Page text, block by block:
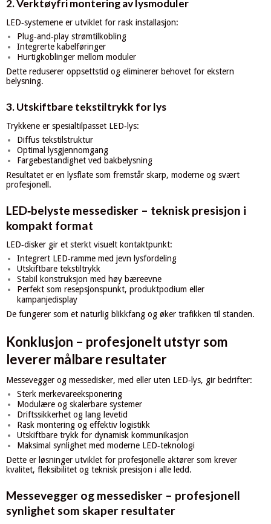
2. Verktøyfri montering av lysmoduler
LED‑systemene er utviklet for rask installasjon:
Plug‑and‑play strømtilkobling
Integrerte kabelføringer
Hurtigkoblinger mellom moduler
Dette reduserer oppsettstid og eliminerer behovet for ekstern
belysning.
3. Utskiftbare tekstiltrykk for lys
Trykkene er spesialtilpasset LED‑lys:
Diffus tekstilstruktur
Optimal lysgjennomgang
Fargebestandighet ved bakbelysning
Resultatet er en lysflate som fremstår skarp, moderne og svært
profesjonell.
LED‑belyste messedisker – teknisk presisjon i
kompakt format
LED‑disker gir et sterkt visuelt kontaktpunkt:
Integrert LED‑ramme med jevn lysfordeling
Utskiftbare tekstiltrykk
Stabil konstruksjon med høy bæreevne
Perfekt som resepsjonspunkt, produktpodium eller
kampanjedisplay
De fungerer som et naturlig blikkfang og øker trafikken til standen.
Konklusjon – profesjonelt utstyr som
leverer målbare resultater
Messevegger og messedisker, med eller uten LED‑lys, gir bedrifter:
Sterk merkevareeksponering
Modulære og skalerbare systemer
Driftssikkerhet og lang levetid
Rask montering og effektiv logistikk
Utskiftbare trykk for dynamisk kommunikasjon
Maksimal synlighet med moderne LED‑teknologi
Dette er løsninger utviklet for profesjonelle aktører som krever
kvalitet, fleksibilitet og teknisk presisjon i alle ledd.
Messevegger og messedisker – profesjonell
synlighet som skaper resultater